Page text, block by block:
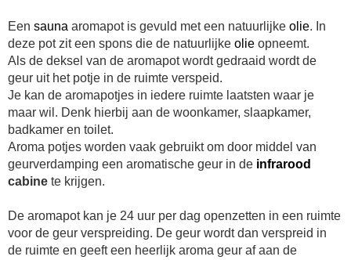
Een sauna aromapot is gevuld met een natuurlijke olie. In
deze pot zit een spons die de natuurlijke olie opneemt.
Als de deksel van de aromapot wordt gedraaid wordt de
geur uit het potje in de ruimte verspeid.
Je kan de aromapotjes in iedere ruimte laatsten waar je
maar wil. Denk hierbij aan de woonkamer, slaapkamer,
badkamer en toilet.
Aroma potjes worden vaak gebruikt om door middel van
geurverdamping een aromatische geur in de infrarood
cabine te krijgen.
De aromapot kan je 24 uur per dag openzetten in een ruimte
voor de geur verspreiding. De geur wordt dan verspreid in
de ruimte en geeft een heerlijk aroma geur af aan de